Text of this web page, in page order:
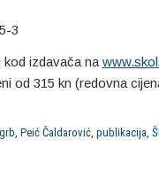
3
kod izdavača na
od 315 kn (redovna
, Peić Čaldarović, publikacija,